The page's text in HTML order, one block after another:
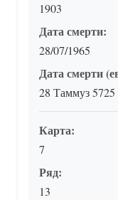
1903
Дата смерти:
28/07/1965
Дата смерти
28 Таммуз 5725
Карта:
7
Ряд:
13